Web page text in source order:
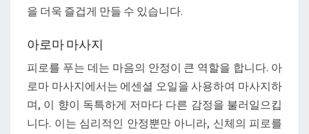
을 더욱 즐겁게 만들 수 있습니다.
아로마 마사지
피로를 푸는 데는 마음의 안정이 큰 역할을 합니다. 아
로마 마사지에서는 에센셜 오일을 사용하여 마사지하
며, 이 향이 독특하게 저마다 다른 감정을 불러일으킵
니다. 이는 심리적인 안정뿐만 아니라, 신체의 피로를